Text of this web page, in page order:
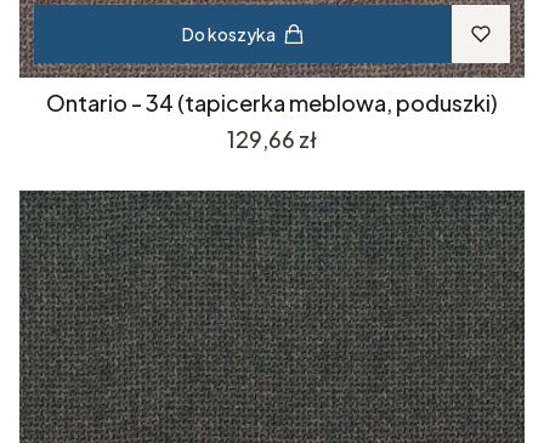
Do koszyka
Ontario - 34 (tapicerka meblowa, poduszki)
Cena
129,66 zł